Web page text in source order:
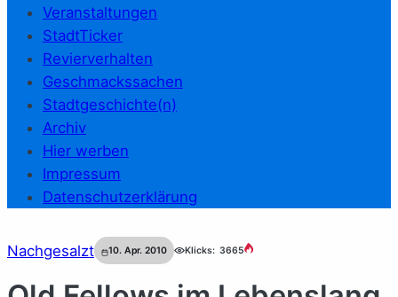
Veranstaltungen
StadtTicker
Revierverhalten
Geschmackssachen
Stadtgeschichte(n)
Archiv
Hier werben
Impressum
Datenschutzerklärung
Nachgesalzt 10. Apr. 2010 Klicks: 3665